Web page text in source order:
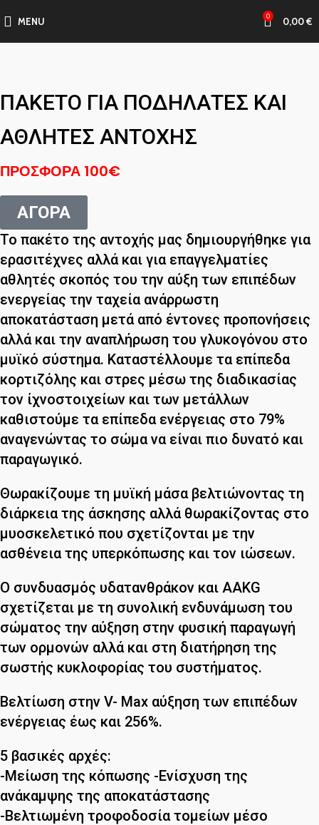
MENU 0 0,00€
ΠΑΚΕΤΟ ΓΙΑ ΠΟΔΗΛΑΤΕΣ ΚΑΙ
ΑΘΛΗΤΕΣ ΑΝΤΟΧΗΣ
ΠΡΟΣΦΟΡΑ 100€
ΑΓΟΡΑ
Το πακέτο της αντοχής μας δημιουργήθηκε για
ερασιτέχνες αλλά και για επαγγελματίες
αθλητές σκοπός του την αύξη των επιπέδων
ενεργείας την ταχεία ανάρρωστη
αποκατάσταση μετά από έντονες προπονήσεις
αλλά και την αναπλήρωση του γλυκογόνου στο
μυϊκό σύστημα. Καταστέλλουμε τα επίπεδα
κορτιζόλης και στρες μέσω της διαδικασίας
τον ίχνοστοιχείων και των μετάλλων
καθιστούμε τα επίπεδα ενέργειας στο 79%
αναγενώντας το σώμα να είναι πιο δυνατό και
παραγωγικό.
Θωρακίζουμε τη μυϊκή μάσα βελτιώνοντας τη
διάρκεια της άσκησης αλλά θωρακίζοντας στο
μυοσκελετικό που σχετίζονται με την
ασθένεια της υπερκόπωσης και τον ιώσεων.
Ο συνδυασμός υδατανθράκον και AAKG
σχετίζεται με τη συνολική ενδυνάμωση του
σώματος την αύξηση στην φυσική παραγωγή
των ορμονών αλλά και στη διατήρηση της
σωστής κυκλοφορίας του συστήματος.
Βελτίωση στην V- Max αύξηση των επιπέδων
ενέργειας έως και 256%.
5 βασικές αρχές:
-Μείωση της κόπωσης -Ενίσχυση της
ανάκαμψης της αποκατάστασης
-Βελτιωμένη τροφοδοσία τομείων μέσο